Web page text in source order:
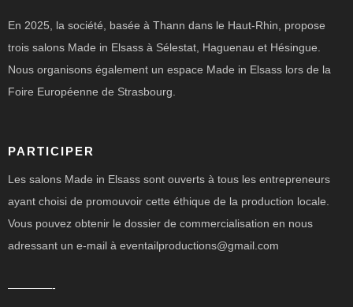
En 2025, la société, basée à Thann dans le Haut-Rhin, propose
trois salons Made in Elsass à Sélestat, Haguenau et Hésingue.
Nous organisons également un espace Made in Elsass lors de la
Foire Européenne de Strasbourg.
PARTICIPER
Les salons Made in Elsass sont ouverts à tous les entrepreneurs
ayant choisi de promouvoir cette éthique de la production locale.
Vous pouvez obtenir le dossier de commercialisation en nous
adressant un e-mail à eventailproductions@gmail.com
————-